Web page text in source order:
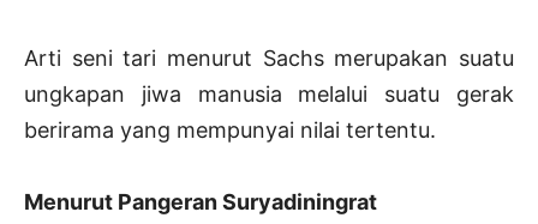
Arti seni tari menurut Sachs merupakan suatu
ungkapan jiwa manusia melalui suatu gerak
berirama yang mempunyai nilai tertentu.
Menurut Pangeran Suryadiningrat